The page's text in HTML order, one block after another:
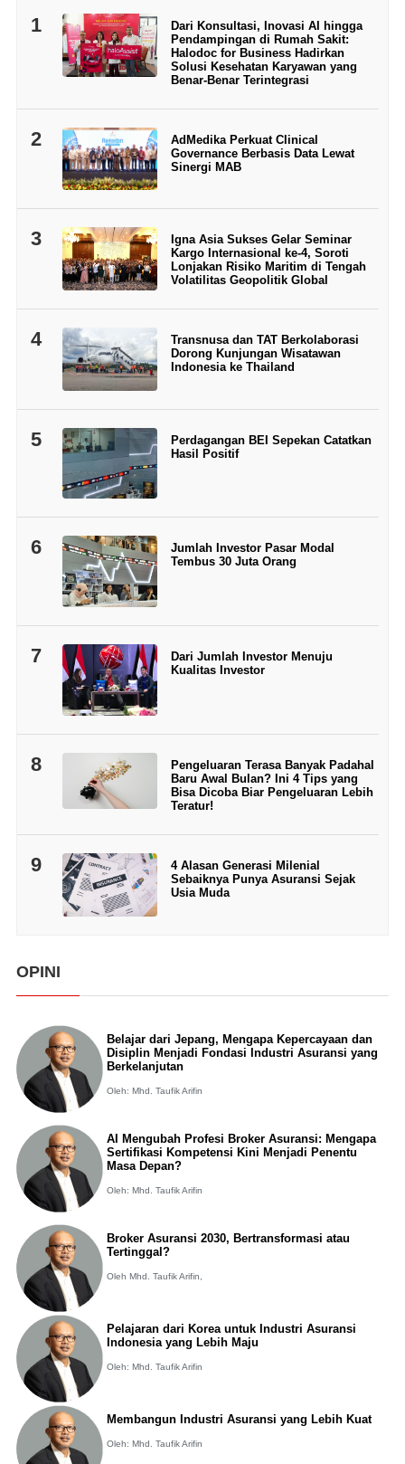
1
Dari Konsultasi, Inovasi AI hingga
Pendampingan di Rumah Sakit:
Halodoc for Business Hadirkan
Solusi Kesehatan Karyawan yang
Benar-Benar Terintegrasi
2
AdMedika Perkuat Clinical
Governance Berbasis Data Lewat
Sinergi MAB
3
Igna Asia Sukses Gelar Seminar
Kargo Internasional ke-4, Soroti
Lonjakan Risiko Maritim di Tengah
Volatilitas Geopolitik Global
4
Transnusa dan TAT Berkolaborasi
Dorong Kunjungan Wisatawan
Indonesia ke Thailand
5
Perdagangan BEI Sepekan Catatkan
Hasil Positif
6
Jumlah Investor Pasar Modal
Tembus 30 Juta Orang
7
Dari Jumlah Investor Menuju
Kualitas Investor
8
Pengeluaran Terasa Banyak Padahal
Baru Awal Bulan? Ini 4 Tips yang
Bisa Dicoba Biar Pengeluaran Lebih
Teratur!
9
4 Alasan Generasi Milenial
Sebaiknya Punya Asuransi Sejak
Usia Muda
OPINI
Belajar dari Jepang, Mengapa Kepercayaan dan
Disiplin Menjadi Fondasi Industri Asuransi yang
Berkelanjutan
Oleh: Mhd. Taufik Arifin
AI Mengubah Profesi Broker Asuransi: Mengapa
Sertifikasi Kompetensi Kini Menjadi Penentu
Masa Depan?
Oleh: Mhd. Taufik Arifin
Broker Asuransi 2030, Bertransformasi atau
Tertinggal?
Oleh Mhd. Taufik Arifin,
Pelajaran dari Korea untuk Industri Asuransi
Indonesia yang Lebih Maju
Oleh: Mhd. Taufik Arifin
Membangun Industri Asuransi yang Lebih Kuat
Oleh: Mhd. Taufik Arifin